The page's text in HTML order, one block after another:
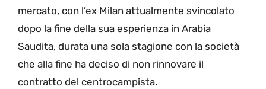
mercato, con l’ex Milan attualmente svincolato
dopo la fine della sua esperienza in Arabia
Saudita, durata una sola stagione con la società
che alla fine ha deciso di non rinnovare il
contratto del centrocampista.